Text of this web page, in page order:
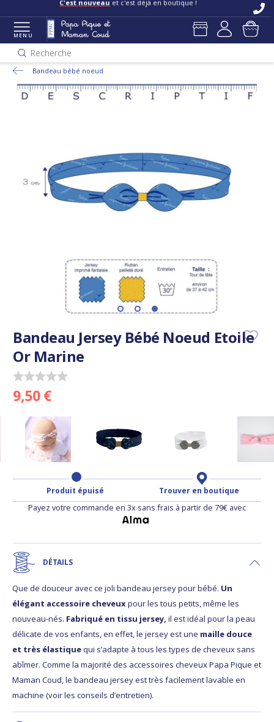
C'est nouveau et c'est déjà en boutique !
MENU
Recherche
Bandeau bébé noeud
Bandeau Jersey Bébé Noeud Etoile
Or Marine
9,50 €
Produit épuisé Trouver en boutique
Payez votre commande en 3x sans frais à partir de 79€ avec
DÉTAILS
Que de douceur avec ce joli bandeau jersey pour bébé. Un
élégant accessoire cheveuxpour les tous petits, même les
nouveau-nés. Fabriqué en tissu jersey, il est idéal pour la peau
délicate de vos enfants, en effet, le jersey est une maille douce
et très élastiquequi s’adapte à tous les types de cheveux sans
abîmer. Comme la majorité des accessoires cheveux Papa Pique et
Maman Coud, le bandeau jersey est très facilement lavable en
machine (voir les conseils d’entretien).